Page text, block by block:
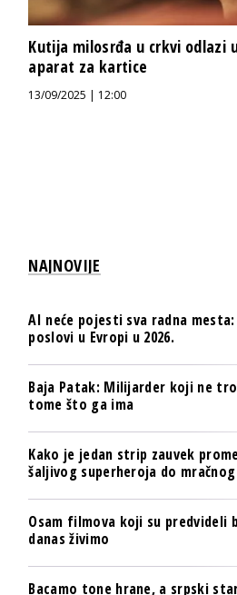
Kutija milosrđa u crkvi odlazi
aparat za kartice
13/09/2025 | 12:00
NAJNOVIJE
AI neće pojesti sva radna
poslovi u Evropi u 2026.
Baja Patak: Milijarder koji ne
tome što ga ima
Kako je jedan strip zauvek
šaljivog superheroja do
Osam filmova koji su predvideli
danas živimo
Bacamo tone hrane, a srpski